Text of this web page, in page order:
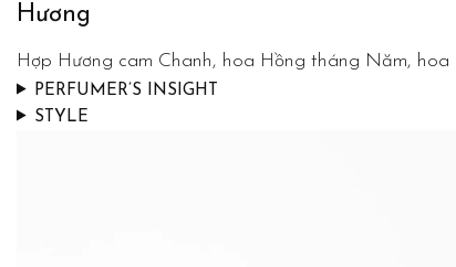
Hương
Hợp Hương cam Chanh, hoa Hồng tháng Năm,
PERFUMER’S INSIGHT
STYLE